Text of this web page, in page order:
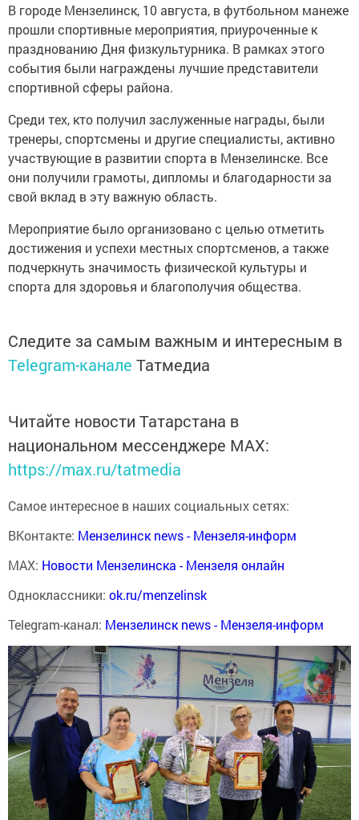
В городе Мензелинск, 10 августа, в футбольном манеже
прошли спортивные мероприятия, приуроченные к
празднованию Дня физкультурника. В рамках этого
события были награждены лучшие представители
спортивной сферы района.
Среди тех, кто получил заслуженные награды, были
тренеры, спортсмены и другие специалисты, активно
участвующие в развитии спорта в Мензелинске. Все
они получили грамоты, дипломы и благодарности за
свой вклад в эту важную область.
Мероприятие было организовано с целью отметить
достижения и успехи местных спортсменов, а также
подчеркнуть значимость физической культуры и
спорта для здоровья и благополучия общества.
Следите за самым важным и интересным в
Telegram-канале Татмедиа
Читайте новости Татарстана в
национальном мессенджере MАХ:
https://max.ru/tatmedia
Самое интересное в наших социальных сетях:
ВКонтакте: Мензелинск news - Мензеля-информ
MAX: Новости Мензелинска - Мензеля онлайн
Одноклассники: ok.ru/menzelinsk
Telegram-канал: Мензелинск news - Мензеля-информ